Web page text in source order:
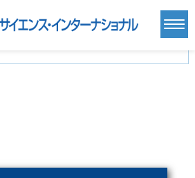
基礎医学関連科学(80)
自然科学(25)